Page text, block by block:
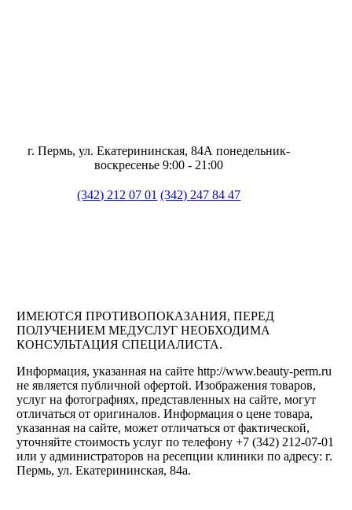
г. Пермь, ул. Екатерининская, 84Апонедельник-
воскресенье 9:00 - 21:00
(342) 212 07 01 (342) 247 84 47
ИМЕЮТСЯ ПРОТИВОПОКАЗАНИЯ, ПЕРЕД
ПОЛУЧЕНИЕМ МЕДУСЛУГ НЕОБХОДИМА
КОНСУЛЬТАЦИЯ СПЕЦИАЛИСТА.
Информация, указанная на сайте http://www.beauty-perm.ru
не является публичной офертой. Изображения товаров,
услуг на фотографиях, представленных на сайте, могут
отличаться от оригиналов. Информация о цене товара,
указанная на сайте, может отличаться от фактической,
уточняйте стоимость услуг по телефону +7 (342) 212-07-01
или у администраторов на ресепции клиники по адресу: г.
Пермь, ул. Екатерининская, 84а.